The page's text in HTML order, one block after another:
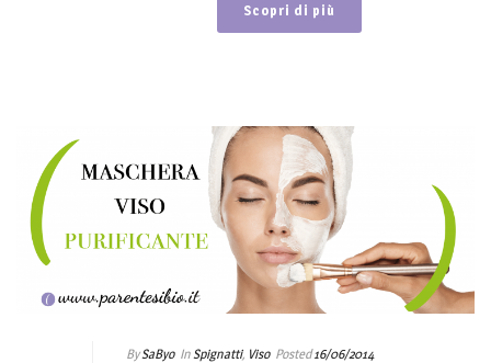
Scopri di più
By SaByo In Spignatti, Viso Posted 16/06/2014